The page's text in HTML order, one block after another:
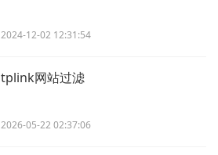
2024-12-02 12:31:54
tplink网站过滤
2026-05-22 02:37:06